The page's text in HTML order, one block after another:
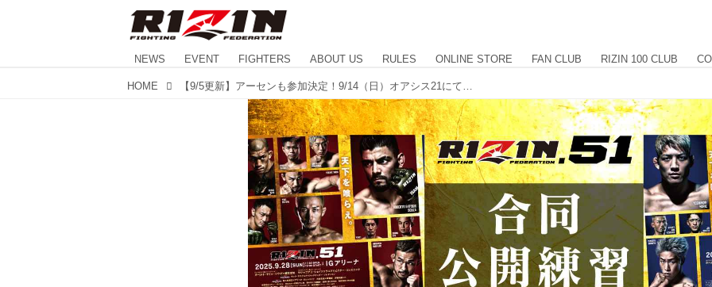
NEWS EVENT FIGHTERS ABOUT US RULES ONLINE STORE FAN CLUB RIZIN 100 CLUB
HOME